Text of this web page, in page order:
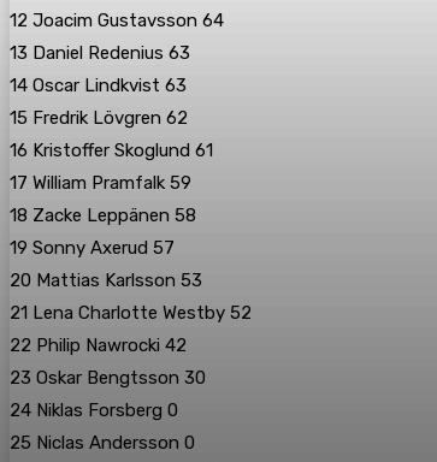
12 Joacim Gustavsson 64
13 Daniel Redenius 63
14 Oscar Lindkvist 63
15 Fredrik Lövgren 62
16 Kristoffer Skoglund 61
17 William Pramfalk 59
18 Zacke Leppänen 58
19 Sonny Axerud 57
20 Mattias Karlsson 53
21 Lena Charlotte Westby 52
22 Philip Nawrocki 42
23 Oskar Bengtsson 30
24 Niklas Forsberg 0
25 Niclas Andersson 0